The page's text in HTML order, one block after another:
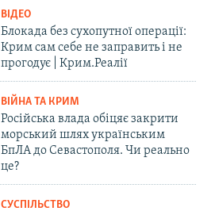
ВІДЕО
Блокада без сухопутної операції:
Крим сам себе не заправить і не
прогодує | Крим.Реалії
ВІЙНА ТА КРИМ
Російська влада обіцяє закрити
морський шлях українським
БпЛА до Севастополя. Чи реально
це?
СУСПІЛЬСТВО